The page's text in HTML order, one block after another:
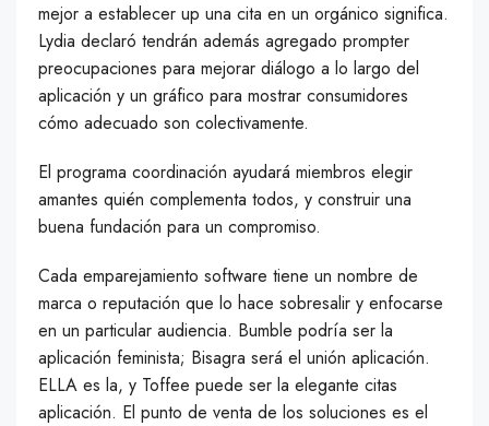
mejor a establecer up una cita en un orgánico significa.
Lydia declaró tendrán además agregado prompter
preocupaciones para mejorar diálogo a lo largo del
aplicación y un gráfico para mostrar consumidores
cómo adecuado son colectivamente.
El programa coordinación ayudará miembros elegir
amantes quién complementa todos, y construir una
buena fundación para un compromiso.
Cada emparejamiento software tiene un nombre de
marca o reputación que lo hace sobresalir y enfocarse
en un particular audiencia. Bumble podría ser la
aplicación feminista; Bisagra será el unión aplicación.
ELLA es la, y Toffee puede ser la elegante citas
aplicación. El punto de venta de los soluciones es el